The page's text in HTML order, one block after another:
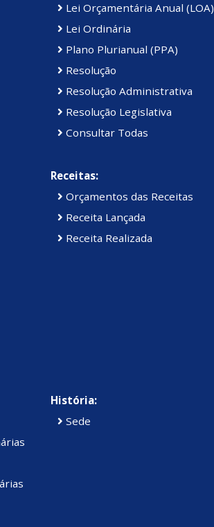
Lei Orçamentária Anual (LOA)
Lei Ordinária
Plano Plurianual (PPA)
Resolução
Resolução Administrativa
Resolução Legislativa
Consultar Todas
Receitas:
Orçamentos das Receitas
Receita Lançada
Receita Realizada
História:
Sede